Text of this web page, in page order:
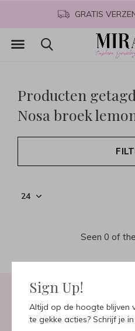
Sign Up!
Altijd op de hoogte blijven
te gekke acties? Schrijf je
GRATIS
Producten
Nosa broek
Seen 0 of
Meld je